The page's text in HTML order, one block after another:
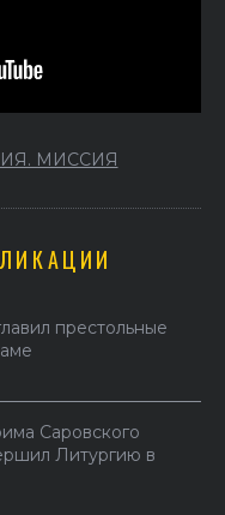
МИССИЯ
престольные
Саровского
Литургию в